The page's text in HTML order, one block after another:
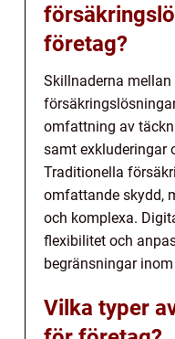
företag?
Skillnaderna
omfattning av
samt exkluderingar
Traditionella
omfattande skydd,
och komplexa.
flexibilitet och
begränsningar
Vilka typer